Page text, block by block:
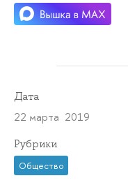
Дата
22 марта 2019
Рубрики
Общество